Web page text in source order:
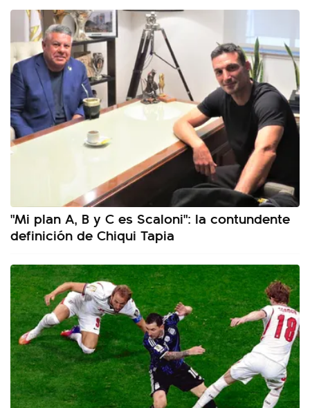
"Mi plan A, B y C es Scaloni": la contundente
definición de Chiqui Tapia